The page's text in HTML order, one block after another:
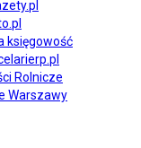
księgowość
Rolnicze
Warszawy